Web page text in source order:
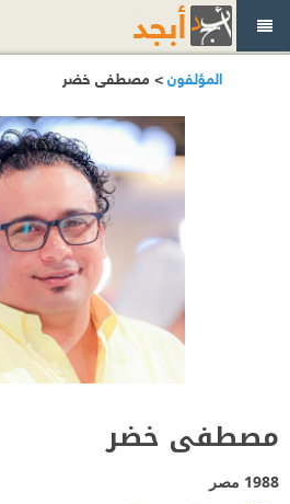
المؤلفون> مصطفى خضر
مصطفى خضر
1988 مصر